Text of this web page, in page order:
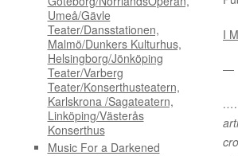
Umeå/Gävle
Teater/Dansstationen,
Malmö/Dunkers Kulturhus,
Helsingborg/Jönköping
Teater/Varberg
Teater/Konserthusteatern,
Karlskrona /Sagateatern,
Linköping/Västerås
Konserthus
Music For a Darkened
I
—